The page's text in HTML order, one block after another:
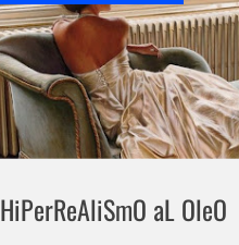
HiPerReAliSmO aL OleO